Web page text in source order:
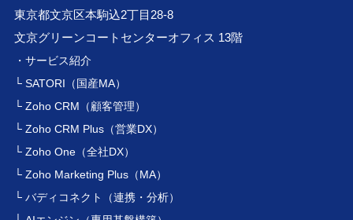
東京都文京区本駒込2丁目28-8
文京グリーンコートセンターオフィス 13階
・サービス紹介
└ SATORI（国産MA）
└ Zoho CRM（顧客管理）
└ Zoho CRM Plus（営業DX）
└ Zoho One（全社DX）
└ Zoho Marketing Plus（MA）
└ バディコネクト（連携・分析）